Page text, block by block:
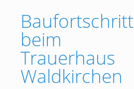
Baufortschritt
beim
Trauerhaus
Waldkirchen